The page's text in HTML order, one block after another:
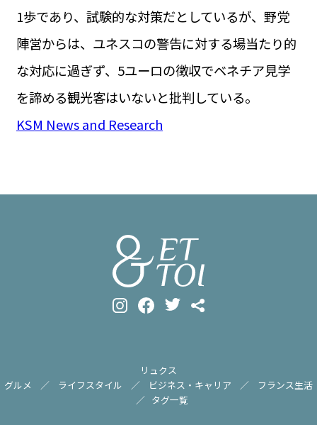
1歩であり、試験的な対策だとしているが、野党
陣営からは、ユネスコの警告に対する場当たり的
な対応に過ぎず、5ユーロの徴収でベネチア見学
を諦める観光客はいないと批判している。
KSM News and Research
リュクス
グルメ
ライフスタイル ビジネス・キャリア
フランス生活
タグ一覧